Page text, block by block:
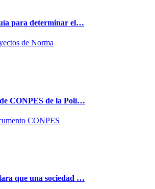
para determinar el…
de Norma
CONPES de la Polí…
CONPES
que una sociedad …